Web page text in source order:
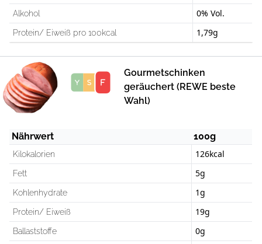
Alkohol 0% Vol.
Protein/ Eiweiß pro 100kcal 1,79g
Score
Gourmetschinken
geräuchert (REWE beste
Wahl)
Nährwert 100g
Kilokalorien 126kcal
Fett 5g
Kohlenhydrate 1g
Protein/ Eiweiß 19g
Ballaststoffe 0g